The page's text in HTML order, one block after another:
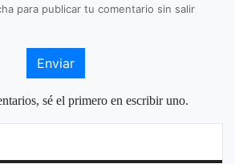
para publicar tu comentario sin salir
Enviar
sé el primero en escribir uno.